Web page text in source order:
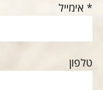
* אימייל
טלפון